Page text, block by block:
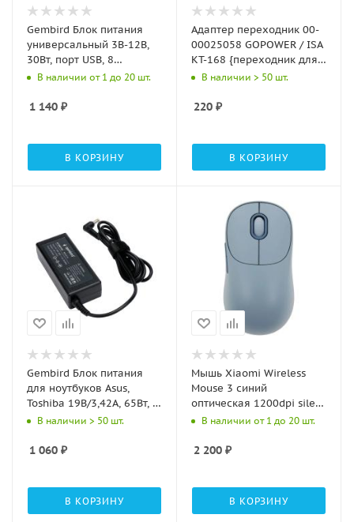
Gembird Блок питания
универсальный 3В-12В,
30Вт, порт USB, 8
штекеров (NPA-AC5)
В наличии от 1 до 20 шт.
1 140 ₽
В КОРЗИНУ
Адаптер переходник 00-
00025058 GOPOWER / ISA
KT-168 {переходник для
Apple универсальный}
В наличии > 50 шт.
220 ₽
В КОРЗИНУ
Gembird Блок питания
для ноутбуков Asus,
Toshiba 19В/3,42А, 65Вт, 1
штекер 5,5х2,5мм (NPA-
В наличии > 50 шт.
1 060 ₽
В КОРЗИНУ
Мышь Xiaomi Wireless
Mouse 3 синий
оптическая 1200dpi silent
беспров. BT/Radio USB
(BHR8914GL)
В наличии от 1 до 20 шт.
2 200 ₽
В КОРЗИНУ